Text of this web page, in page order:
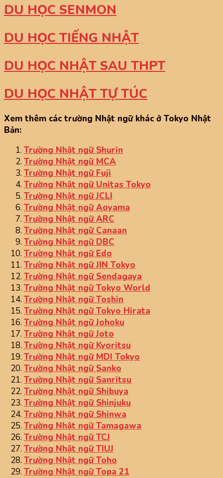
DU HỌC SENMON
DU HỌC TIẾNG NHẬT
DU HỌC NHẬT SAU THPT
DU HỌC NHẬT TỰ TÚC
Xem thêm các trường Nhật ngữ khác ở Tokyo Nhật
Bản:
Trường Nhật ngữ Shurin
Trường Nhật ngữ MCA
Trường Nhật ngữ Fuji
Trường Nhật ngữ Unitas Tokyo
Trường Nhật ngữ JCLI
Trường Nhật ngữ Aoyama
Trường Nhật ngữ ARC
Trường Nhật ngữ Canaan
Trường Nhật ngữ DBC
Trường Nhật ngữ Edo
Trường Nhật ngữ JIN Tokyo
Trường Nhật ngữ Sendagaya
Trường Nhật ngữ Tokyo World
Trường Nhật ngữ Toshin
Trường Nhật ngữ Tokyo Hirata
Trường Nhật ngữ Johoku
Trường Nhật ngữ Joto
Trường Nhật ngữ Kyoritsu
Trường Nhật ngữ MDI Tokyo
Trường Nhật ngữ Sanko
Trường Nhật ngữ Sanritsu
Trường Nhật ngữ Shibuya
Trường Nhật ngữ Shinjuku
Trường Nhật ngữ Shinwa
Trường Nhật ngữ Tamagawa
Trường Nhật ngữ TCJ
Trường Nhật ngữ TIUJ
Trường Nhật ngữ Toho
Trường Nhật ngữ Topa 21